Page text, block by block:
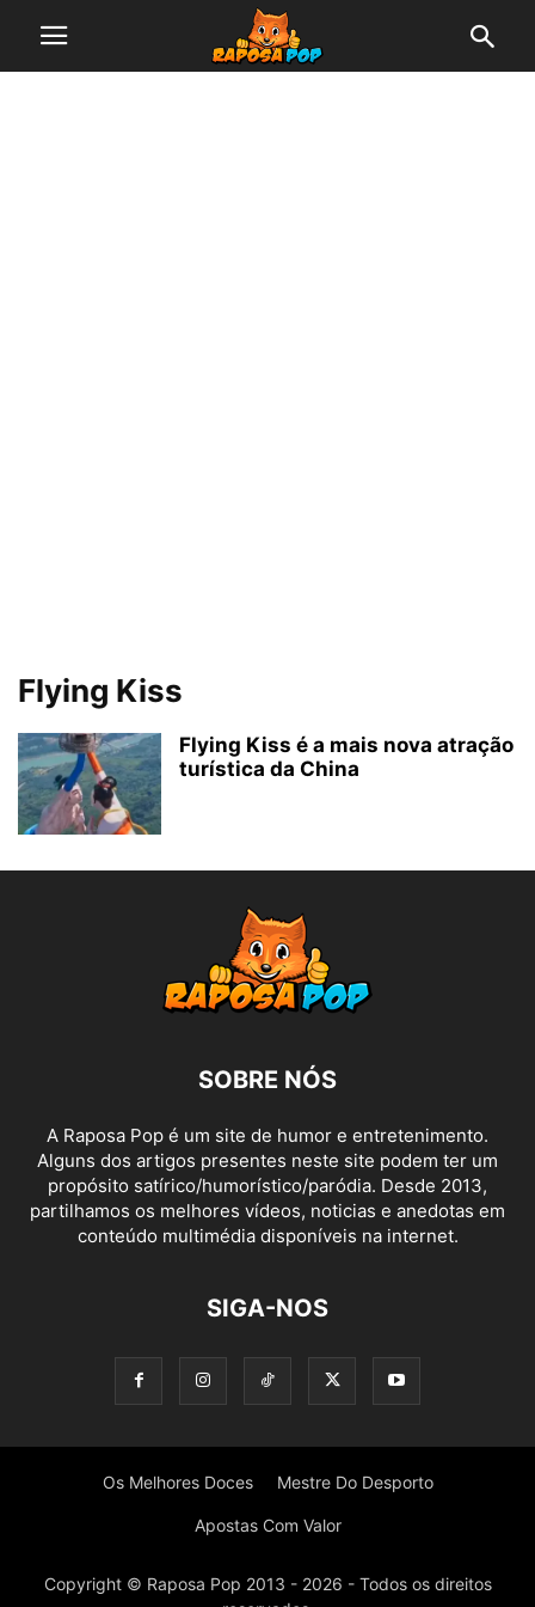
Flying Kiss
Flying Kiss é a mais nova atração
turística da China
SOBRE NÓS
A Raposa Pop é um site de humor e entretenimento.
Alguns dos artigos presentes neste site podem ter um
propósito satírico/humorístico/paródia. Desde 2013,
partilhamos os melhores vídeos, noticias e anedotas em
conteúdo multimédia disponíveis na internet.
SIGA-NOS
Os Melhores Doces Mestre Do Desporto
Apostas Com Valor
Copyright © Raposa Pop 2013 - 2026 - Todos os direitos